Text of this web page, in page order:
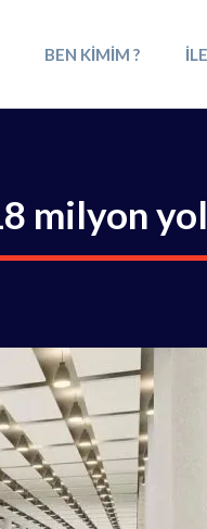
BEN KIMIM ?
milyon